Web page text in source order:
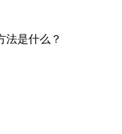
法是什么？